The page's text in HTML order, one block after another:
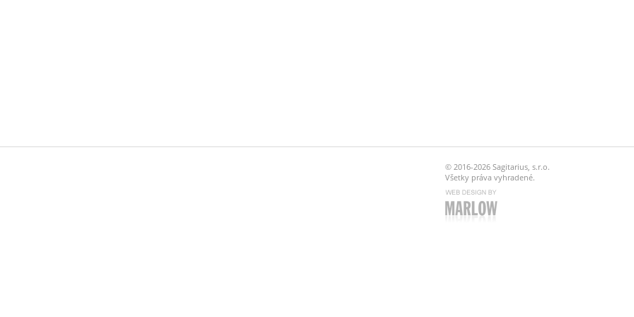
© 2016-2026 Sagitarius, s.r.o.
Všetky práva vyhradené.